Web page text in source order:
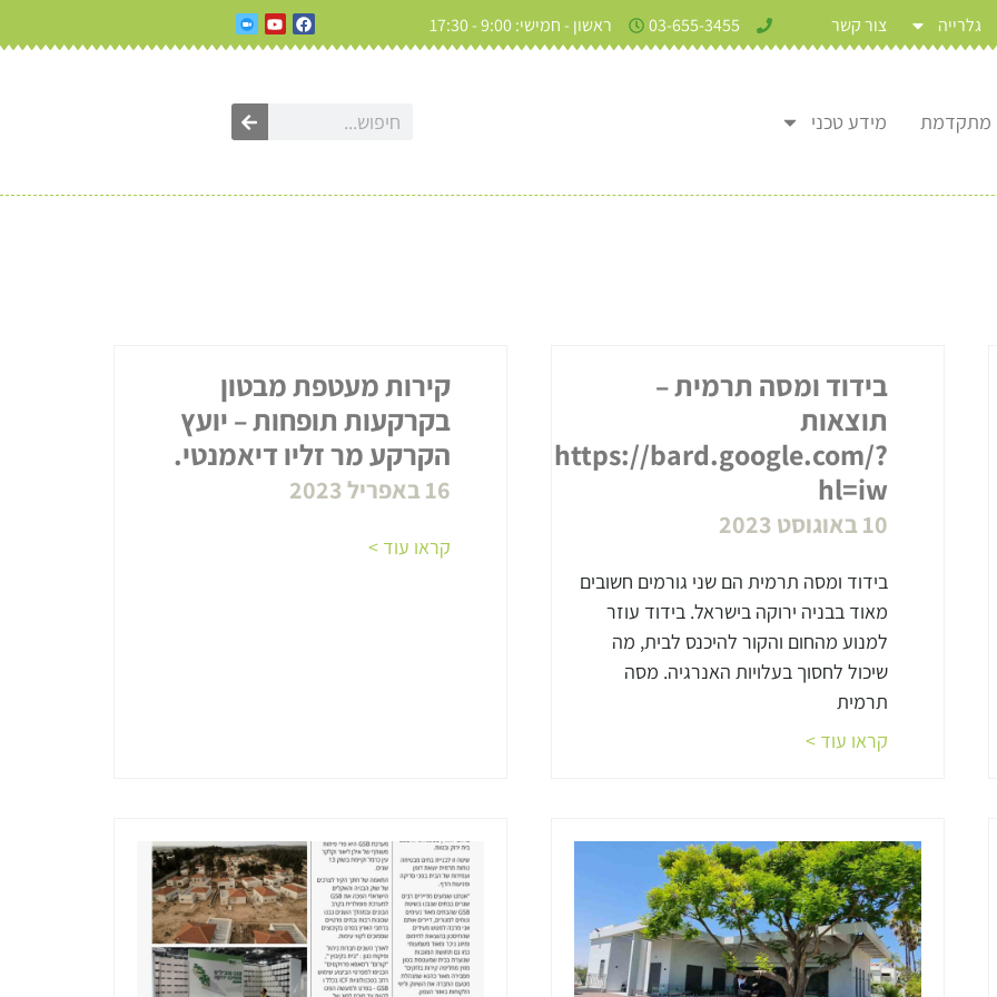
גלרייה צור קשר 03-655-3455 ראשון - חמישי: 9:00 - 17:30
מידע טכני
בידוד ומסה תרמית –
תוצאות
https://bard.google.com/?
hl=iw
10 באוגוסט 2023
בידוד ומסה תרמית הם שני גורמים חשובים
מאוד בבניה ירוקה בישראל. בידוד עוזר
למנוע מהחום והקור להיכנס לבית, מה
שיכול לחסוך בעלויות האנרגיה. מסה
תרמית
קראו עוד >
קירות מעטפת מבטון
בקרקעות תופחות – יועץ
הקרקע מר זליו דיאמנטי.
16 באפריל 2023
קראו עוד >